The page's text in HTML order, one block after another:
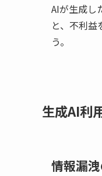
AIが生成し
と、不利
う。
生成AI利
情報漏